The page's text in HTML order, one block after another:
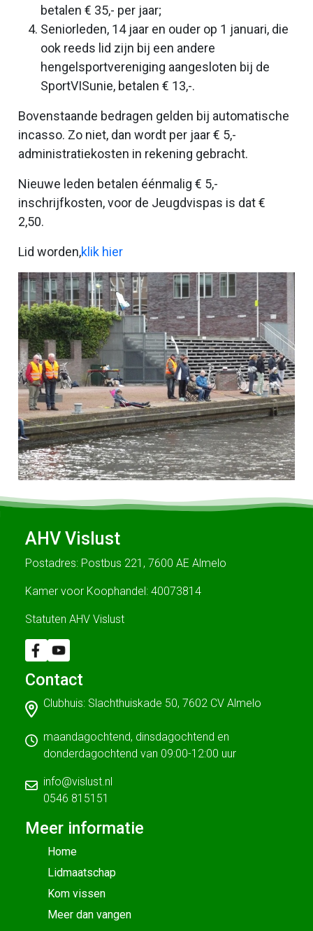
betalen € 35,- per jaar;
Seniorleden, 14 jaar en ouder op 1 januari, die
ook reeds lid zijn bij een andere
hengelsportvereniging aangesloten bij de
SportVISunie, betalen € 13,-.
Bovenstaande bedragen gelden bij automatische
incasso. Zo niet, dan wordt per jaar € 5,-
administratiekosten in rekening gebracht.
Nieuwe leden betalen éénmalig € 5,-
inschrijfkosten, voor de Jeugdvispas is dat €
2,50.
Lid worden,klik hier
AHV Vislust
Postadres: Postbus 221, 7600 AE Almelo
Kamer voor Koophandel: 40073814
Statuten AHV Vislust
Contact
Clubhuis: Slachthuiskade 50, 7602 CV Almelo
maandagochtend, dinsdagochtend en
donderdagochtend van 09:00-12:00 uur
info@vislust.nl
0546 815151
Meer informatie
Home
Lidmaatschap
Kom vissen
Meer dan vangen